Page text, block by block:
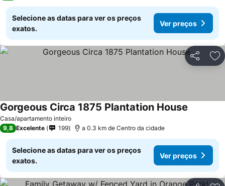
Selecione as datas para ver os preços
exatos.
Ver preços
Partilhar
Casa/apartamento inteiro
Gorgeous Circa 1875 Plantation House
9,8 Excelente 199 a 0.3 km de Centro da cidade
Selecione as datas para ver os preços
exatos.
Ver preços